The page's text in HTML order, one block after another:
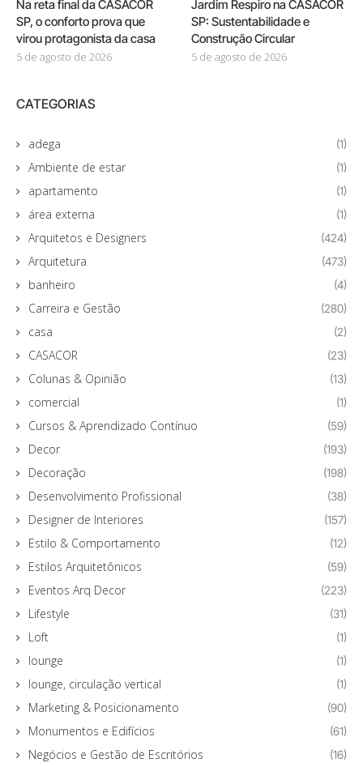
Na reta final da CASACOR
SP, o conforto prova que
virou protagonista da casa
5 de agosto de 2026
Jardim Respiro na CASACOR
SP: Sustentabilidade e
Construção Circular
5 de agosto de 2026
CATEGORIAS
adega (1)
Ambiente de estar (1)
apartamento (1)
área externa (1)
Arquitetos e Designers (424)
Arquitetura (473)
banheiro (4)
Carreira e Gestão (280)
casa (2)
CASACOR (23)
Colunas & Opinião (13)
comercial (1)
Cursos & Aprendizado Contínuo (59)
Decor (193)
Decoração (198)
Desenvolvimento Profissional (38)
Designer de Interiores (157)
Estilo & Comportamento (12)
Estilos Arquitetônicos (59)
Eventos Arq Decor (223)
Lifestyle (31)
Loft (1)
lounge (1)
lounge, circulação vertical (1)
Marketing & Posicionamento (90)
Monumentos e Edifícios (61)
Negócios e Gestão de Escritórios (16)